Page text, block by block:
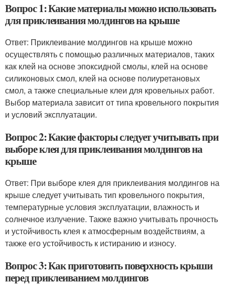
Вопрос 1: Какие материалы можно использовать
для приклеивания молдингов на крыше
Ответ: Приклеивание молдингов на крыше можно
осуществлять с помощью различных материалов, таких
как клей на основе эпоксидной смолы, клей на основе
силиконовых смол, клей на основе полиуретановых
смол, а также специальные клеи для кровельных работ.
Выбор материала зависит от типа кровельного покрытия
и условий эксплуатации.
Вопрос 2: Какие факторы следует учитывать при
выборе клея для приклеивания молдингов на
крыше
Ответ: При выборе клея для приклеивания молдингов на
крыше следует учитывать тип кровельного покрытия,
температурные условия эксплуатации, влажность и
солнечное излучение. Также важно учитывать прочность
и устойчивость клея к атмосферным воздействиям, а
также его устойчивость к истиранию и износу.
Вопрос 3: Как приготовить поверхность крыши
перед приклеиванием молдингов